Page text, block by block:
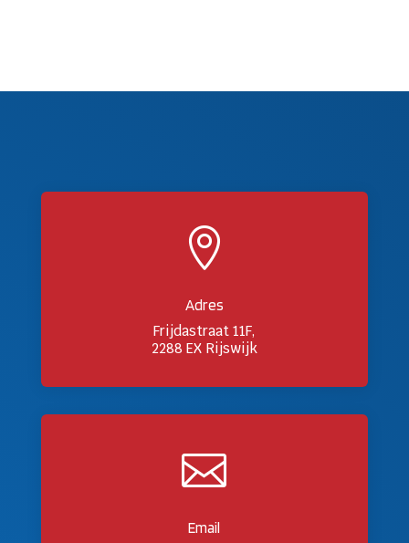

Adres
Frijdastraat 11F,
2288 EX Rijswijk

Email